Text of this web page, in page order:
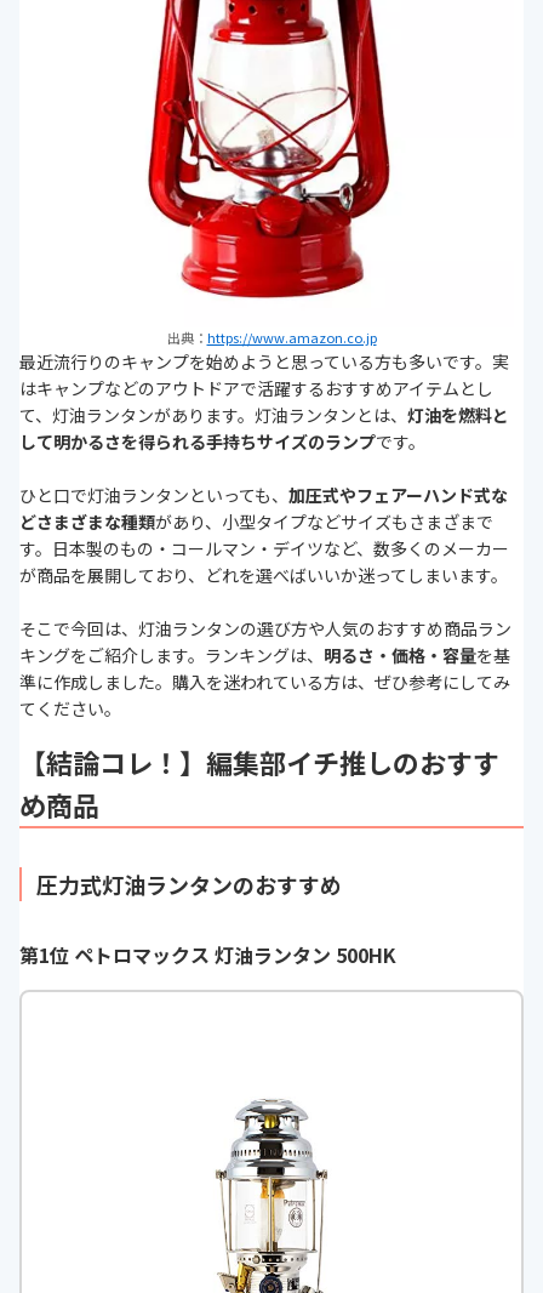
出典： https://www.amazon.co.jp
最近流行りのキャンプを始めようと思っている方も多いです。実
はキャンプなどのアウトドアで活躍するおすすめアイテムとし
て、灯油ランタンがあります。灯油ランタンとは、 灯油を燃料と
して明かるさを得られる手持ちサイズのランプです。
ひと口で灯油ランタンといっても、 加圧式やフェアーハンド式な
どさまざまな種類があり、小型タイプなどサイズもさまざまで
す。日本製のもの・コールマン・デイツなど、数多くのメーカー
が商品を展開しており、どれを選べばいいか迷ってしまいます。
そこで今回は、灯油ランタンの選び方や人気のおすすめ商品ラン
キングをご紹介します。ランキングは、 明るさ・価格・容量を基
準に作成しました。購入を迷われている方は、ぜひ参考にしてみ
てください。
【結論コレ！】編集部イチ推しのおすす
め商品
圧力式灯油ランタンのおすすめ
第1位 ペトロマックス 灯油ランタン 500HK